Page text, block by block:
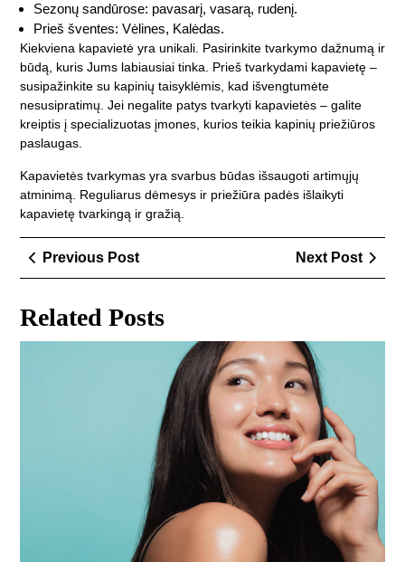
Sezonų sandūrose: pavasarį, vasarą, rudenį.
Prieš šventes: Vėlines, Kalėdas.
Kiekviena kapavietė yra unikali. Pasirinkite tvarkymo dažnumą ir
būdą, kuris Jums labiausiai tinka. Prieš tvarkydami kapavietę –
susipažinkite su kapinių taisyklėmis, kad išvengtumėte
nesusipratimų. Jei negalite patys tvarkyti kapavietės – galite
kreiptis į specializuotas įmones, kurios teikia kapinių priežiūros
paslaugas.
Kapavietės tvarkymas yra svarbus būdas išsaugoti artimųjų
atminimą. Reguliarus dėmesys ir priežiūra padės išlaikyti
kapavietę tvarkingą ir gražią.
Navigacija
tarp
įrašų
Previous PostPrevious
Post
Next Post
Next
Post
Related Posts